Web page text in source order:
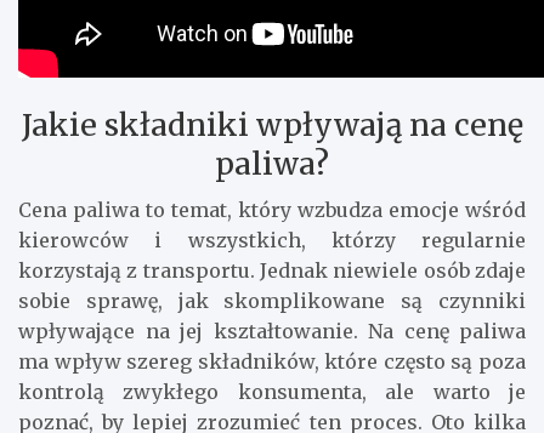
Jakie składniki wpływają na cenę
paliwa?
Cena paliwa to temat, który wzbudza emocje wśród
kierowców i wszystkich, którzy regularnie
korzystają z transportu. Jednak niewiele osób zdaje
sobie sprawę, jak skomplikowane są czynniki
wpływające na jej kształtowanie. Na cenę paliwa
ma wpływ szereg składników, które często są poza
kontrolą zwykłego konsumenta, ale warto je
poznać, by lepiej zrozumieć ten proces. Oto kilka